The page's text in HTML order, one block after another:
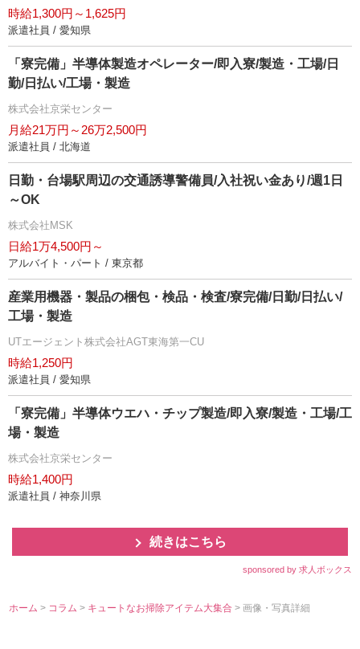
時給1,300円～1,625円
派遣社員 / 愛知県
「寮完備」半導体製造オペレーター/即入寮/製造・工場/日
勤/日払い/工場・製造
株式会社京栄センター
月給21万円～26万2,500円
派遣社員 / 北海道
日勤・台場駅周辺の交通誘導警備員/入社祝い金あり/週1日
～OK
株式会社MSK
日給1万4,500円～
アルバイト・パート / 東京都
産業用機器・製品の梱包・検品・検査/寮完備/日勤/日払い/
工場・製造
UTエージェント株式会社AGT東海第一CU
時給1,250円
派遣社員 / 愛知県
「寮完備」半導体ウエハ・チップ製造/即入寮/製造・工場/工
場・製造
株式会社京栄センター
時給1,400円
派遣社員 / 神奈川県
続きはこちら
sponsored by 求人ボックス
ホーム > コラム> キュートなお掃除アイテム大集合> 画像・写真詳細